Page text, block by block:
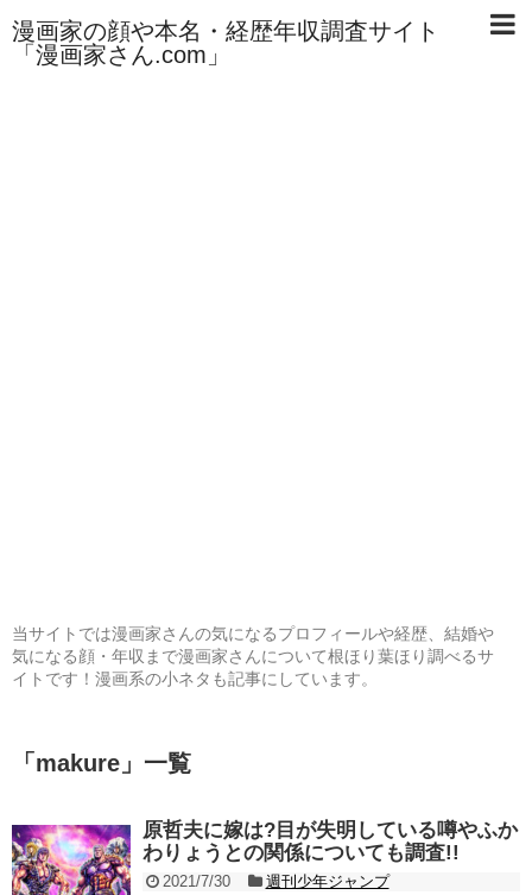
漫画家の顔や本名・経歴年収調査サイト
「漫画家さん.com」
当サイトでは漫画家さんの気になるプロフィールや経歴、結婚や
気になる顔・年収まで漫画家さんについて根ほり葉ほり調べるサ
イトです！漫画系の小ネタも記事にしています。
「 makure 」 一覧
原哲夫に嫁は?目が失明している噂やふか
わりょうとの関係についても調査!!
2021/7/30
週刊少年ジャンプ